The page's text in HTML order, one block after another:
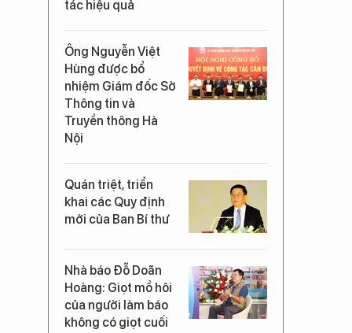
tác hiệu quả
Ông Nguyễn Việt
Hùng được bổ
nhiệm Giám đốc Sở
Thông tin và
Truyền thông Hà
Nội
Quán triệt, triển
khai các Quy định
mới của Ban Bí thư
Nhà báo Đỗ Doãn
Hoàng: Giọt mồ hôi
của người làm báo
không có giọt cuối